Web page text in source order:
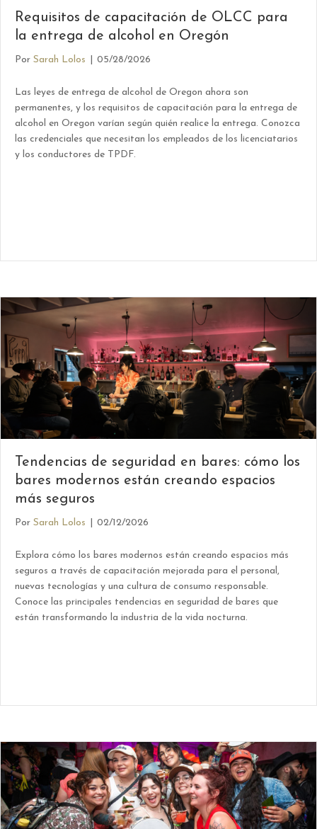
Requisitos de capacitación de OLCC para
la entrega de alcohol en Oregón
Por Sarah Lolos 05/28/2026
Las leyes de entrega de alcohol de Oregon ahora son
permanentes, y los requisitos de capacitación para la entrega de
alcohol en Oregon varían según quién realice la entrega. Conozca
las credenciales que necesitan los empleados de los licenciatarios
y los conductores de TPDF.
Tendencias de seguridad en bares: cómo los
bares modernos están creando espacios
más seguros
Por Sarah Lolos 02/12/2026
Explora cómo los bares modernos están creando espacios más
seguros a través de capacitación mejorada para el personal,
nuevas tecnologías y una cultura de consumo responsable.
Conoce las principales tendencias en seguridad de bares que
están transformando la industria de la vida nocturna.